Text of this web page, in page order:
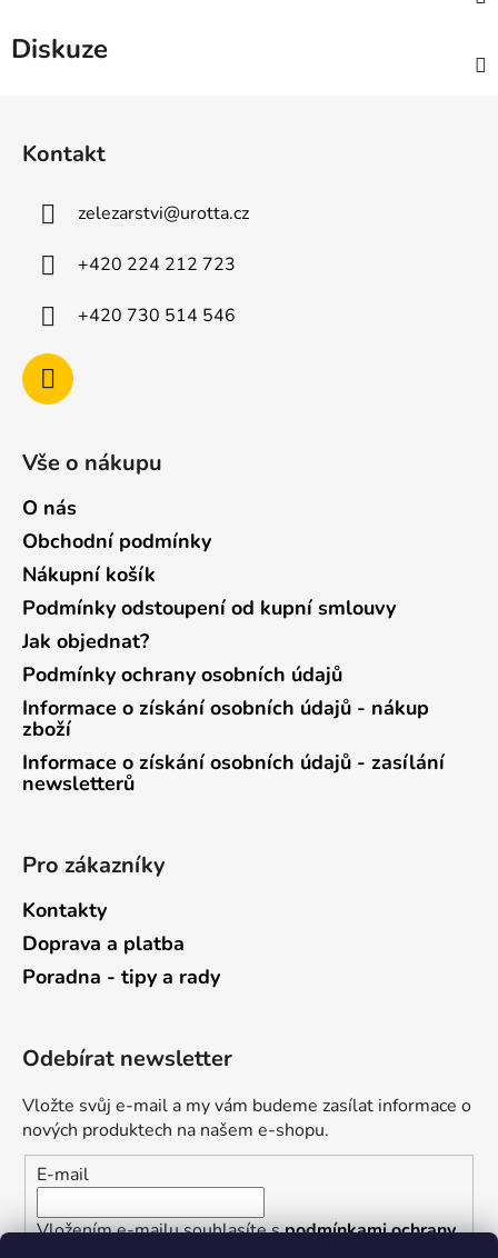
Diskuze
Kontakt
zelezarstvi@urotta.cz
+420 224 212 723
+420 730 514 546
Vše o nákupu
O nás
Obchodní podmínky
Nákupní košík
Podmínky odstoupení od kupní smlouvy
Jak objednat?
Podmínky ochrany osobních údajů
Informace o získání osobních údajů - nákup
zboží
Informace o získání osobních údajů - zasílání
newsletterů
Pro zákazníky
Kontakty
Doprava a platba
Poradna - tipy a rady
Odebírat newsletter
Vložte svůj e-mail a my vám budeme zasílat informace o
nových produktech na našem e-shopu.
E-mail
Vložením e-mailu souhlasíte spodmínkami ochrany